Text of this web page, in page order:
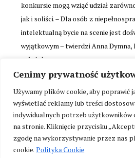
Cenimy prywatność
Używamy plików cookie, aby poprawić
wyświetlać reklamy lub treści
indywidualnych potrzeb użytkowników
na stronie. Kliknięcie przycisku
zgodę na wykorzystywanie przez nas
cookie. Polityka Cookie
konkursie mogą wziąć udział
jak i soliści. – Dla osób z
intelektualną bycie na scenie jest
wyjątkowym – twierdzi Anna Dymna,
założyła…
10 października 2024
< 1 2 3 4 5